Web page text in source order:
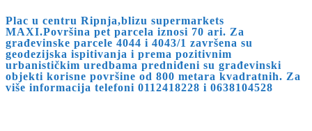
to
close
the
search
panel.
Plac u centru Ripnja,blizu supermarkets
MAXI.Površina pet parcela iznosi 70 ari. Za
građevinske parcele 4044 i 4043/1 završena su
geodezijska ispitivanja i prema pozitivnim
urbanističkim uredbama predniđeni su građevinski
objekti korisne površine od 800 metara kvadratnih. Za
više informacija telefoni 0112418228 i 0638104528